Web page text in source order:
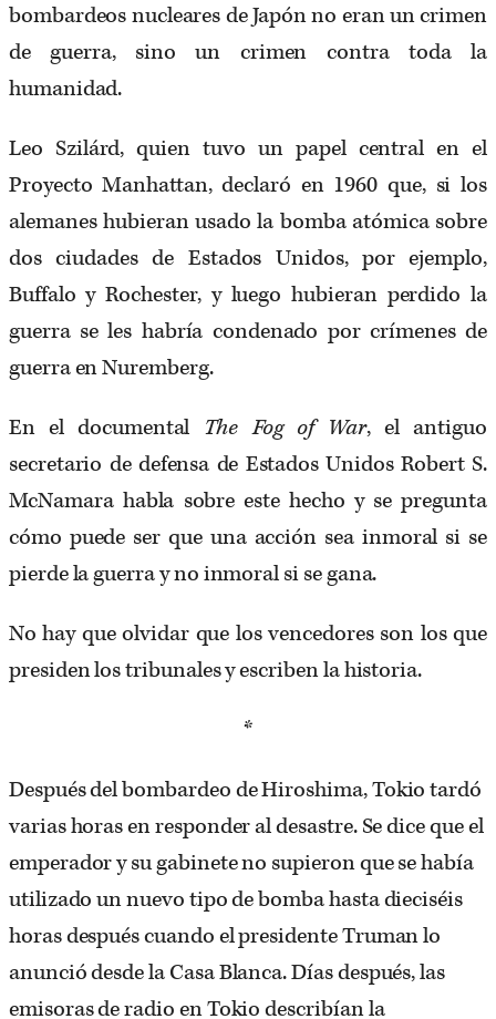
bombardeos nucleares de Japón no eran un crimen
de guerra, sino un crimen contra toda la
humanidad.
Leo Szilárd, quien tuvo un papel central en el
Proyecto Manhattan, declaró en 1960 que, si los
alemanes hubieran usado la bomba atómica sobre
dos ciudades de Estados Unidos, por ejemplo,
Buffalo y Rochester, y luego hubieran perdido la
guerra se les habría condenado por crímenes de
guerra en Nuremberg.
En el documental The Fog of War, el antiguo
secretario de defensa de Estados Unidos Robert S.
McNamara habla sobre este hecho y se pregunta
cómo puede ser que una acción sea inmoral si se
pierde la guerra y no inmoral si se gana.
No hay que olvidar que los vencedores son los que
presiden los tribunales y escriben la historia.
*
Después del bombardeo de Hiroshima, Tokio tardó
varias horas en responder al desastre. Se dice que el
emperador y su gabinete no supieron que se había
utilizado un nuevo tipo de bomba hasta dieciséis
horas después cuando el presidente Truman lo
anunció desde la Casa Blanca. Días después, las
emisoras de radio en Tokio describían la